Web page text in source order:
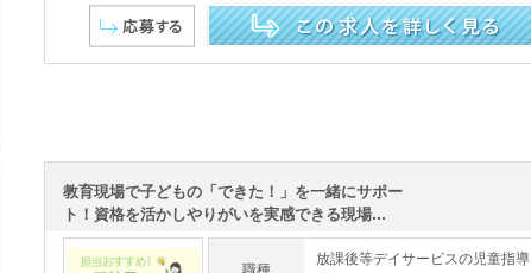
教育現場で子どもの「できた！」を一緒にサポー
ト！資格を活かしやりがいを実感できる現場...
職種
放課後等デイサービスの児童指導